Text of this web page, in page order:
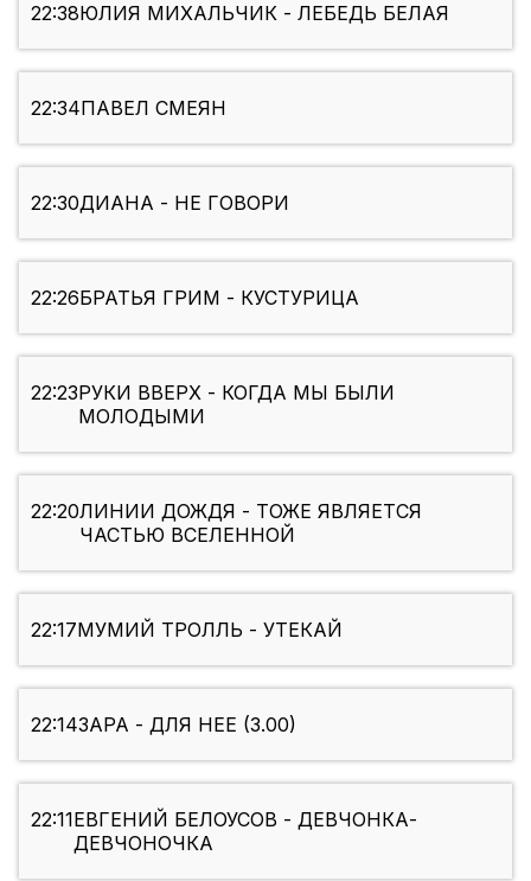
22:38ЮЛИЯ МИХАЛЬЧИК - ЛЕБЕДЬ БЕЛАЯ
22:34ПАВЕЛ СМЕЯН
22:30ДИАНА - НЕ ГОВОРИ
22:26БРАТЬЯ ГРИМ - КУСТУРИЦА
22:23РУКИ ВВЕРХ - КОГДА МЫ БЫЛИ
МОЛОДЫМИ
22:20ЛИНИИ ДОЖДЯ - ТОЖЕ ЯВЛЯЕТСЯ
ЧАСТЬЮ ВСЕЛЕННОЙ
22:17МУМИЙ ТРОЛЛЬ - УТЕКАЙ
22:14ЗАРА - ДЛЯ НЕЕ (3.00)
22:11ЕВГЕНИЙ БЕЛОУСОВ - ДЕВЧОНКА-
ДЕВЧОНОЧКА